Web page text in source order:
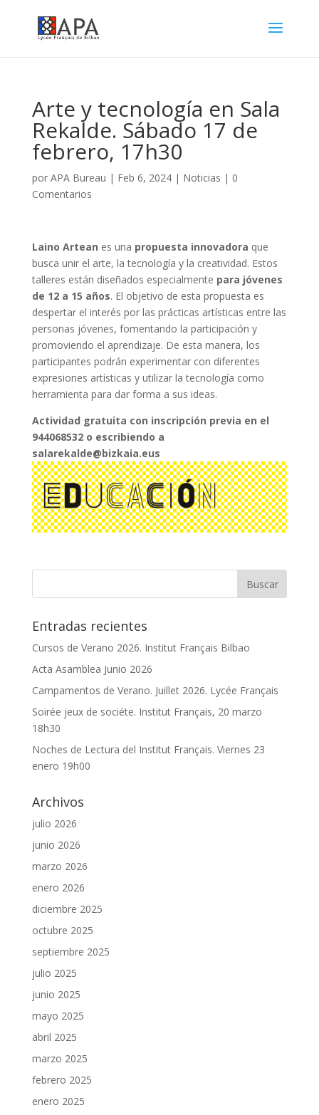
Arte y tecnología en Sala
Rekalde. Sábado 17 de
febrero, 17h30
por APA Bureau | Feb 6, 2024| Noticias | 0
Comentarios
Laino Artean es una propuesta innovadora que
busca unir el arte, la tecnología y la creatividad. Estos
talleres están diseñados especialmente para jóvenes
de 12 a 15 años. El objetivo de esta propuesta es
despertar el interés por las prácticas artísticas entre las
personas jóvenes, fomentando la participación y
promoviendo el aprendizaje. De esta manera, los
participantes podrán experimentar con diferentes
expresiones artísticas y utilizar la tecnología como
herramienta para dar forma a sus ideas.
Actividad gratuita con inscripción previa en el
944068532 o escribiendo a
salarekalde@bizkaia.eus
Entradas recientes
Cursos de Verano 2026. Institut Français Bilbao
Acta Asamblea Junio 2026
Campamentos de Verano. Juillet 2026. Lycée Français
Soirée jeux de sociéte. Institut Français, 20 marzo
18h30
Noches de Lectura del Institut Français. Viernes 23
enero 19h00
Archivos
julio 2026
junio 2026
marzo 2026
enero 2026
diciembre 2025
octubre 2025
septiembre 2025
julio 2025
junio 2025
mayo 2025
abril 2025
marzo 2025
febrero 2025
enero 2025